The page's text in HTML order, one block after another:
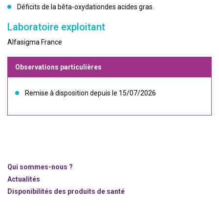
Déficits de la bêta-oxydationdes acides gras.
Laboratoire exploitant
Alfasigma France
Observations particulières
Remise à disposition depuis le 15/07/2026
Qui sommes-nous ?
Actualités
Disponibilités des produits de santé